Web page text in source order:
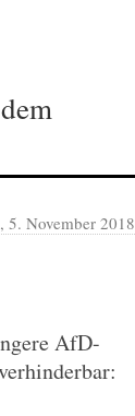
5. November 2018
AfD-